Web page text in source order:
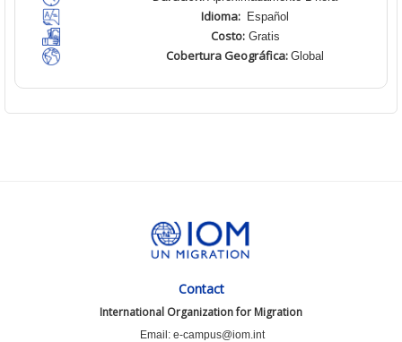
Idioma: Español
Costo:Gratis
Cobertura Geográfica: Global
Contact
International Organization for Migration
Email: e-campus@iom.int